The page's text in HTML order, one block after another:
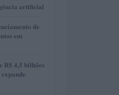
artificial
de
em
R$ 4,5 bilhões